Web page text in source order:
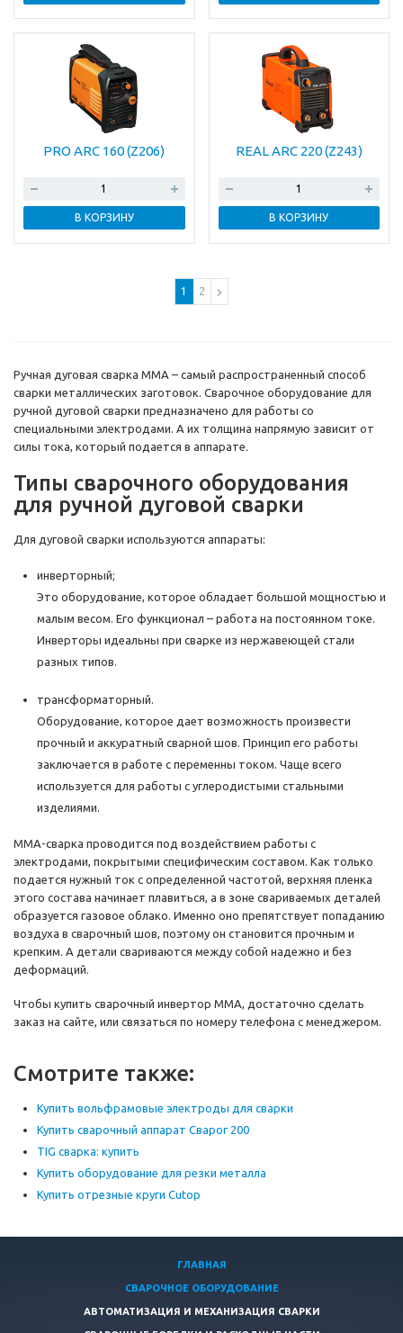
PRO ARC 160 (Z206)
В КОРЗИНУ
REAL ARC 220 (Z243)
В КОРЗИНУ
1 2
Ручная дуговая сварка MMA – самый распространенный способ
сварки металлических заготовок. Сварочное оборудование для
ручной дуговой сварки предназначено для работы со
специальными электродами. А их толщина напрямую зависит от
силы тока, который подается в аппарате.
Типы сварочного оборудования
для ручной дуговой сварки
Для дуговой сварки используются аппараты:
инверторный;
Это оборудование, которое обладает большой мощностью и
малым весом. Его функционал – работа на постоянном токе.
Инверторы идеальны при сварке из нержавеющей стали
разных типов.
трансформаторный.
Оборудование, которое дает возможность произвести
прочный и аккуратный сварной шов. Принцип его работы
заключается в работе с переменны током. Чаще всего
используется для работы с углеродистыми стальными
изделиями.
ММА-сварка проводится под воздействием работы с
электродами, покрытыми специфическим составом. Как только
подается нужный ток с определенной частотой, верхняя пленка
этого состава начинает плавиться, а в зоне свариваемых деталей
образуется газовое облако. Именно оно препятствует попаданию
воздуха в сварочный шов, поэтому он становится прочным и
крепким. А детали свариваются между собой надежно и без
деформаций.
Чтобы купить сварочный инвертор ММА, достаточно сделать
заказ на сайте, или связаться по номеру телефона с менеджером.
Смотрите также:
Купить вольфрамовые электроды для сварки
Купить сварочный аппарат Сварог 200
TIG сварка: купить
Купить оборудование для резки металла
Купить отрезные круги Cutop
ГЛАВНАЯ
СВАРОЧНОЕ ОБОРУДОВАНИЕ
АВТОМАТИЗАЦИЯ И МЕХАНИЗАЦИЯ СВАРКИ